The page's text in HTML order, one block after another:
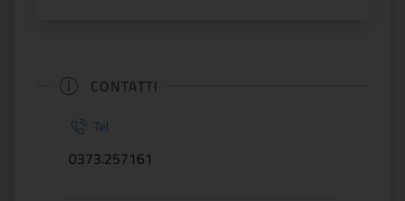
CONTATTI
Tel
0373.257161